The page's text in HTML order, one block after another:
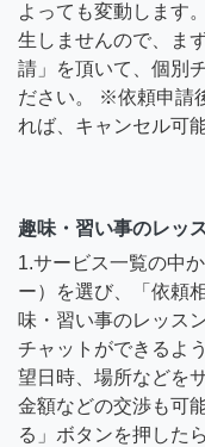
よっても変動します
生しませんので、ま
請」を頂いて、個別
ださい。 ※依頼申請
れば、キャンセル可
趣味・習い事のレッ
1.サービス一覧の中
ー）を選び、「依頼
味・習い事のレッス
チャットができるよ
望日時、場所などを
金額などの交渉も可
る」ボタンを押した